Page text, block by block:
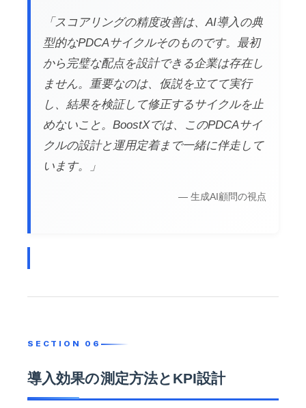
「スコアリングの精度改善は、AI導入の典
型的なPDCAサイクルそのものです。最初
から完璧な配点を設計できる企業は存在し
ません。重要なのは、仮説を立てて実行
し、結果を検証して修正するサイクルを止
めないこと。BoostXでは、このPDCAサイ
クルの設計と運用定着まで一緒に伴走して
います。」
— 生成AI顧問の視点
導入効果の測定方法とKPI設計